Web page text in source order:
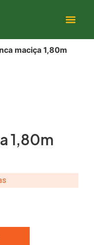
maciça 1,80m
1,80m